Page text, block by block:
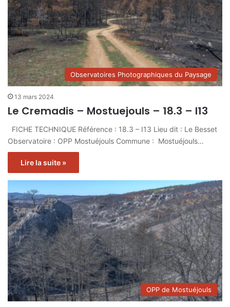
Observatoires Photographiques du Paysage
13 mars 2024
Le Cremadis – Mostuejouls – 18.3 – I13
FICHE TECHNIQUE Référence : 18.3 – I13 Lieu dit : Le Besset
Observatoire : OPP Mostuéjouls Commune : Mostuéjouls…
Lire la suite »
OPP de Mostuéjouls